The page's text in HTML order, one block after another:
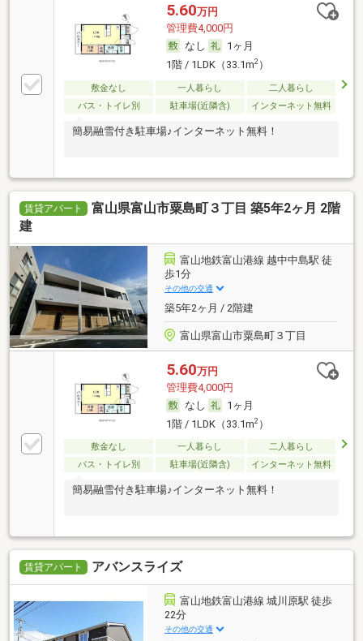
5.60万円
管理費4,000円
なし
1ヶ月
1階 / 1LDK（33.1m2）
敷金なし 一人暮らし
二人暮らし
バス・トイレ別
駐車場(近隣含) インターネット無料
簡易融雪付き駐車場♪インターネット無料！
賃貸アパート
富山県富山市粟島町３丁目 築5年2ヶ月 2階
建
富山地鉄富山港線 越中中島駅 徒
歩1分
その他の交通
築5年2ヶ月 / 2階建
富山県富山市粟島町３丁目
5.60万円
管理費4,000円
なし
1ヶ月
1階 / 1LDK（33.1m2）
敷金なし 一人暮らし
二人暮らし
バス・トイレ別
駐車場(近隣含) インターネット無料
簡易融雪付き駐車場♪インターネット無料！
賃貸アパート アバンスライズ
富山地鉄富山港線 城川原駅 徒歩
22分
その他の交通